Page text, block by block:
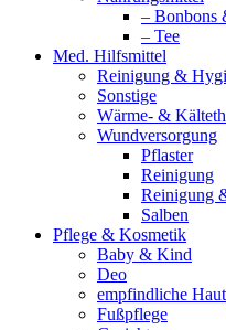
– Bonbons
– Tee
Med. Hilfsmittel
Reinigung &
Sonstige
Wärme- &
Wundversorgung
Pflaster
Reinigung
Reinigung
Salben
Pflege & Kosmetik
Baby & Kind
Deo
empfindliche Haut
Fußpflege